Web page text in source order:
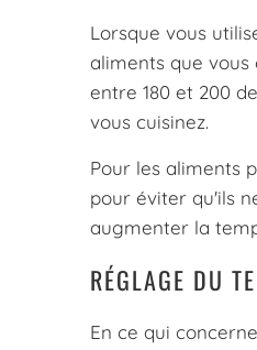
Lorsque vous
aliments que
entre 180 et 200
vous cuisinez.
Pour les aliments
pour éviter qu'ils
augmenter la
RÉGLAGE DU
En ce qui